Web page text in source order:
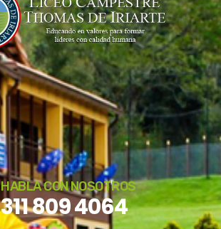
HABLA CON NOSOTROS
311 809 4064